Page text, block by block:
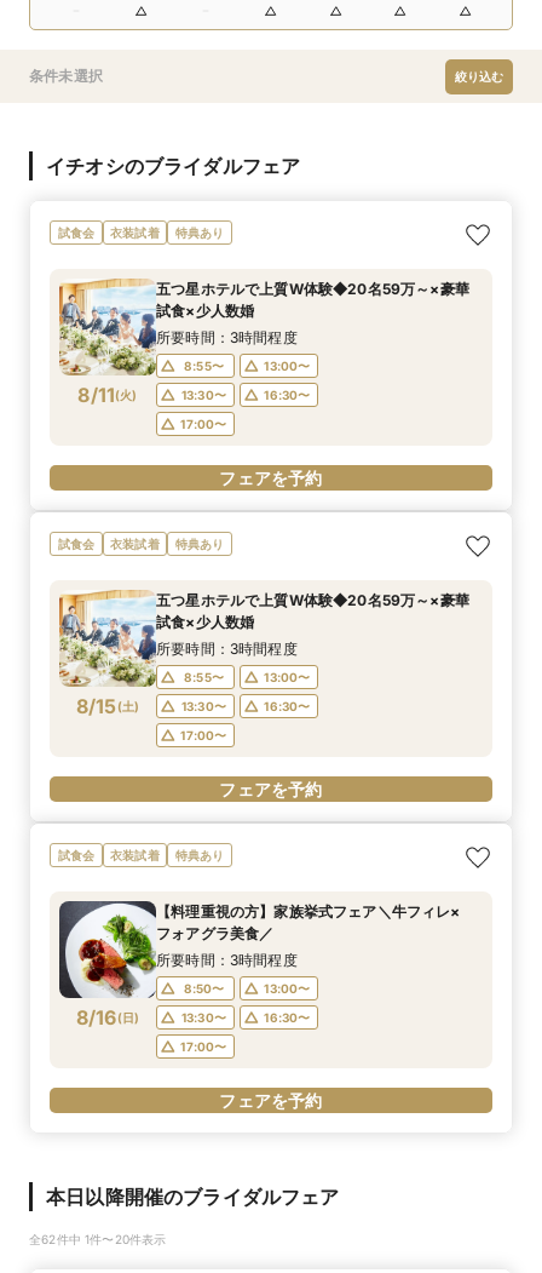
条件未選択 絞り込む
イチオシのブライダルフェア
試食会 衣装試着 特典あり
8/11(火)
五つ星ホテルで上質W体験◆20名59万～×豪華
試食×少人数婚
所要時間：3時間程度
8:55〜
13:00〜
13:30〜
16:30〜
17:00〜
フェアを予約
試食会 衣装試着 特典あり
8/15(土)
五つ星ホテルで上質W体験◆20名59万～×豪華
試食×少人数婚
所要時間：3時間程度
8:55〜
13:00〜
13:30〜
16:30〜
17:00〜
フェアを予約
試食会 衣装試着 特典あり
8/16(日)
【料理重視の方】家族挙式フェア＼牛フィレ×
フォアグラ美食／
所要時間：3時間程度
8:50〜
13:00〜
13:30〜
16:30〜
17:00〜
フェアを予約
本日以降開催のブライダルフェア
全62件中 1件〜20件表示